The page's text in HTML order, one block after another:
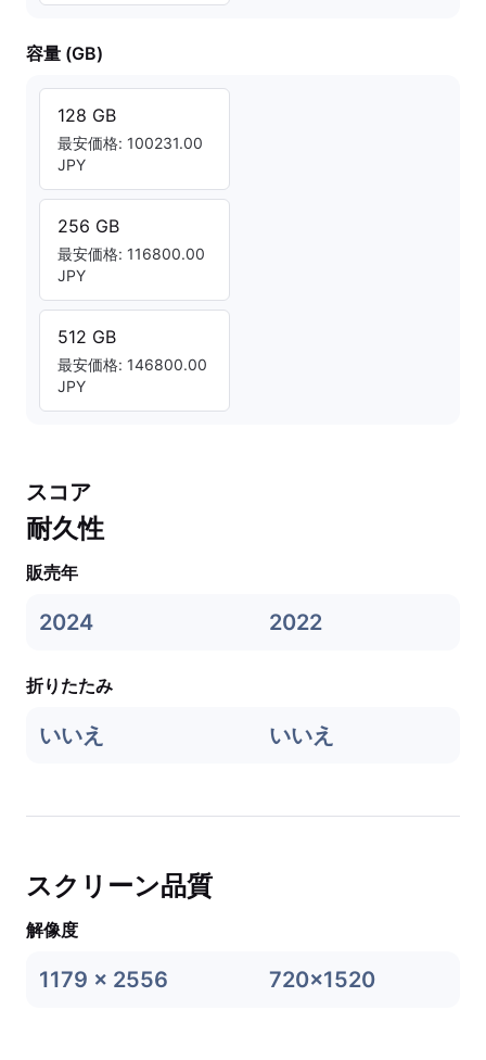
容量 (GB)
128 GB
最安価格: 100231.00
JPY
256 GB
最安価格: 116800.00
JPY
512 GB
最安価格: 146800.00
JPY
スコア
耐久性
販売年
2024 2022
折りたたみ
いいえ いいえ
スクリーン品質
解像度
1179 x 2556 720x1520